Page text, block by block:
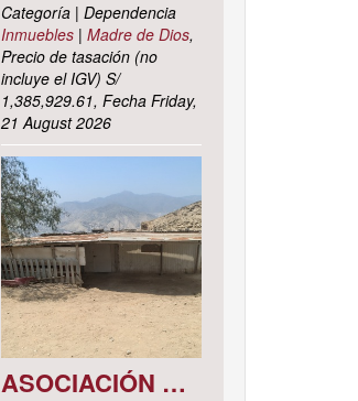
Categoría | Dependencia
Inmuebles| Madre de Dios,
Precio de tasación (no
incluye el IGV) S/
1,385,929.61, Fecha Friday,
21 August 2026
ASOCIACIÓN DE VIVIENDA LOS CACTUS MZ. C LOTE 9, DISTRITO DE PACHACAMAC, PROVINCIA Y DEPARTAMENTO DE LIMA